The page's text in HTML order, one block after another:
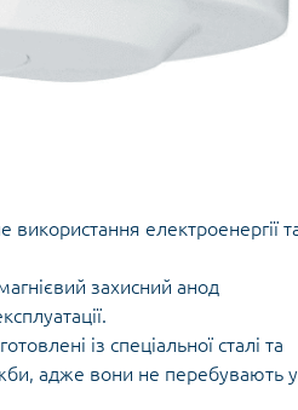
використання електроенергії
захисний анод
із спеціальної сталі та
адже вони не перебувають у